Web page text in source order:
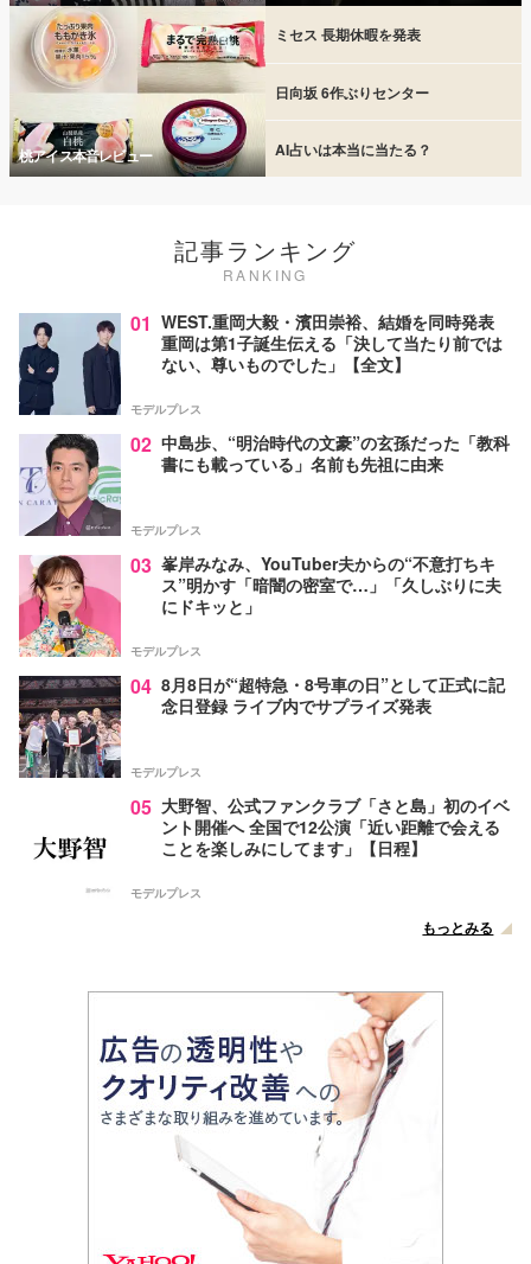
桃アイス本音レビュー
ミセス 長期休暇を発表
日向坂 6作ぶりセンター
AI占いは本当に当たる？
記事ランキング
RANKING
01 WEST.重岡大毅・濱田崇裕、結婚を同時発表
重岡は第1子誕生伝える「決して当たり前では
ない、尊いものでした」【全文】
モデルプレス
02 中島歩、“明治時代の文豪”の玄孫だった「教科
書にも載っている」名前も先祖に由来
モデルプレス
03 峯岸みなみ、YouTuber夫からの“不意打ちキ
ス”明かす「暗闇の密室で…」「久しぶりに夫
にドキッと」
モデルプレス
04 8月8日が“超特急・8号車の日”として正式に記
念日登録 ライブ内でサプライズ発表
モデルプレス
05 大野智、公式ファンクラブ「さと島」初のイベ
ント開催へ 全国で12公演「近い距離で会える
ことを楽しみにしてます」【日程】
モデルプレス
もっとみる